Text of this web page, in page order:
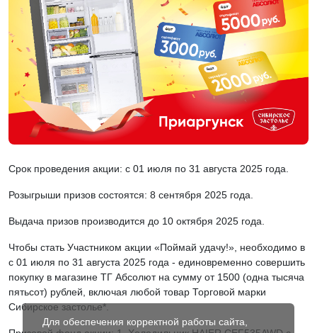
Срок проведения акции: с 01 июля по 31 августа 2025 года.
Розыгрыши призов состоятся: 8 сентября 2025 года.
Выдача призов производится до 10 октября 2025 года.
Чтобы стать Участником акции «Поймай удачу!», необходимо в
с 01 июля по 31 августа 2025 года - единовременно совершить
покупку в магазине ТГ Абсолют на сумму от 1500 (одна тысяча
пятьсот) рублей, включая любой товар Торговой марки
Сибирское застолье*.
Для обеспечения корректной работы сайта,